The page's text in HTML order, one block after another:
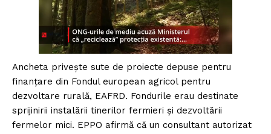
Ancheta privește sute de proiecte depuse pentru
finanțare din Fondul european agricol pentru
dezvoltare rurală, EAFRD. Fondurile erau destinate
sprijinirii instalării tinerilor fermieri și dezvoltării
fermelor mici. EPPO afirmă că un consultant autorizat